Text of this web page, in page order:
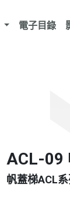
電子目錄
ACL-09
帆蓋梯ACL系